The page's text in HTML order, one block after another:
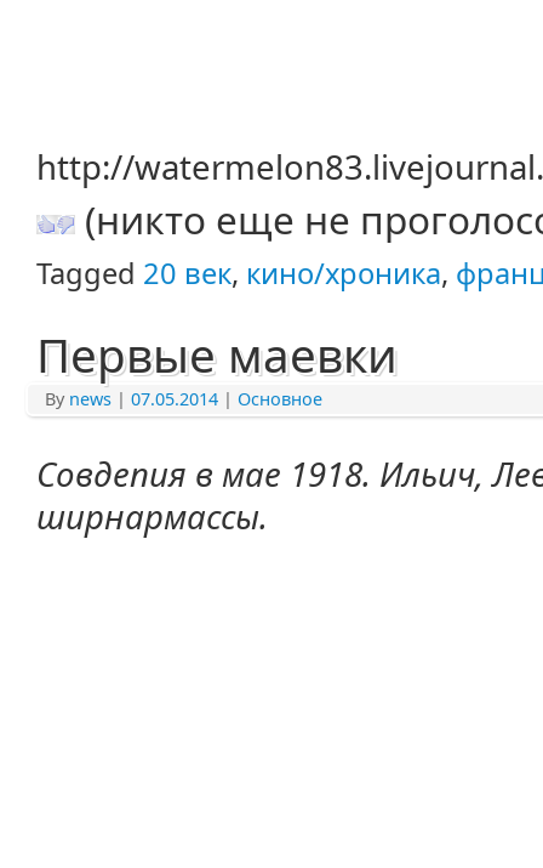
http://
(никто еще не
Tagged 20 век, кино/хроника,
Первые маевки
By news | 07.05.2014 | Основное
Совдепия в мае 1918. Ильич,
ширнармассы.